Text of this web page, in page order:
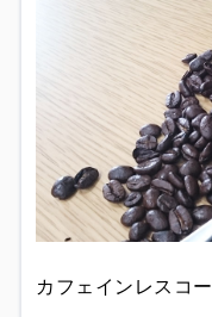
カフェインレスコ